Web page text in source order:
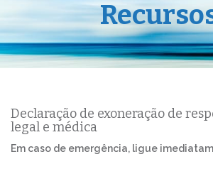
Declaração de exoneração de
legal e médica
Em caso de emergência, ligue